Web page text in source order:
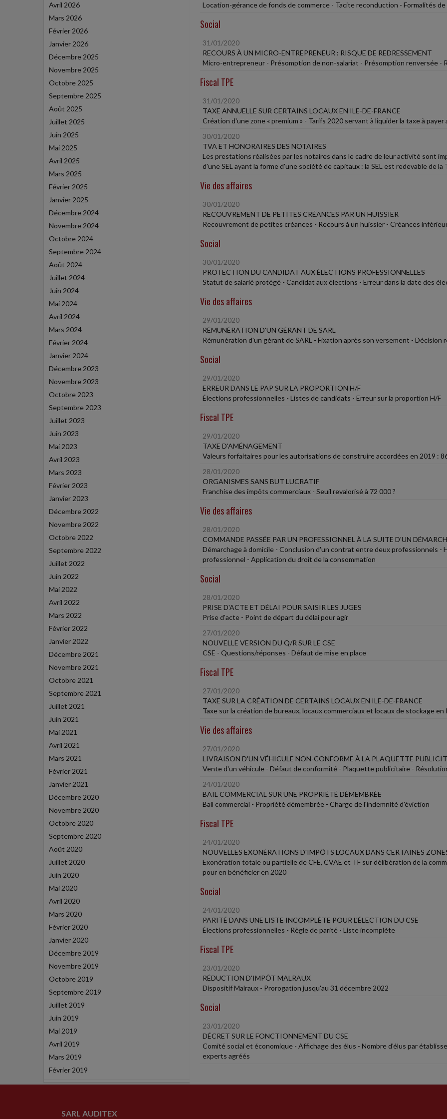
Avril 2026
Mars 2026
Février 2026
Janvier 2026
Décembre 2025
Novembre 2025
Octobre 2025
Septembre 2025
Août 2025
Juillet 2025
Juin 2025
Mai 2025
Avril 2025
Mars 2025
Février 2025
Janvier 2025
Décembre 2024
Novembre 2024
Octobre 2024
Septembre 2024
Août 2024
Juillet 2024
Juin 2024
Mai 2024
Avril 2024
Mars 2024
Février 2024
Janvier 2024
Décembre 2023
Novembre 2023
Octobre 2023
Septembre 2023
Juillet 2023
Juin 2023
Mai 2023
Avril 2023
Mars 2023
Février 2023
Janvier 2023
Décembre 2022
Novembre 2022
Octobre 2022
Septembre 2022
Juillet 2022
Juin 2022
Mai 2022
Avril 2022
Mars 2022
Février 2022
Janvier 2022
Décembre 2021
Novembre 2021
Octobre 2021
Septembre 2021
Juillet 2021
Juin 2021
Mai 2021
Avril 2021
Mars 2021
Février 2021
Janvier 2021
Décembre 2020
Novembre 2020
Octobre 2020
Septembre 2020
Août 2020
Juillet 2020
Juin 2020
Mai 2020
Avril 2020
Mars 2020
Février 2020
Janvier 2020
Décembre 2019
Novembre 2019
Octobre 2019
Septembre 2019
Juillet 2019
Juin 2019
Mai 2019
Avril 2019
Mars 2019
Février 2019
Location-gérance de fonds de commerce - Tacite reconduction - Formalités
Social
31/01/2020
RECOURS À UN MICRO-ENTREPRENEUR : RISQUE DE REDRESSEMENT
Micro-entrepreneur - Présomption de non-salariat - Présomption renversée -
Fiscal TPE
31/01/2020
TAXE ANNUELLE SUR CERTAINS LOCAUX EN ILE-DE-FRANCE
Création d'une zone « premium » - Tarifs 2020 servant à liquider la taxe à payer
30/01/2020
TVA ET HONORAIRES DES NOTAIRES
Les prestations réalisées par les notaires dans le cadre de leur activité sont
d'une SEL ayant la forme d'une société de capitaux : la SEL est redevable de la
Vie des affaires
30/01/2020
RECOUVREMENT DE PETITES CRÉANCES PAR UN HUISSIER
Recouvrement de petites créances - Recours à un huissier - Créances
Social
30/01/2020
PROTECTION DU CANDIDAT AUX ÉLECTIONS PROFESSIONNELLES
Statut de salarié protégé - Candidat aux élections - Erreur dans la date des
Vie des affaires
29/01/2020
RÉMUNÉRATION D'UN GÉRANT DE SARL
Rémunération d'un gérant de SARL - Fixation après son versement - Décision
Social
29/01/2020
ERREUR DANS LE PAP SUR LA PROPORTION H/F
Élections professionnelles - Listes de candidats - Erreur sur la proportion H/F
Fiscal TPE
29/01/2020
TAXE D'AMÉNAGEMENT
Valeurs forfaitaires pour les autorisations de construire accordées en 2019 :
28/01/2020
ORGANISMES SANS BUT LUCRATIF
Franchise des impôts commerciaux - Seuil revalorisé à 72 000 ?
Vie des affaires
28/01/2020
COMMANDE PASSÉE PAR UN PROFESSIONNEL À LA SUITE D'UN
Démarchage à domicile - Conclusion d'un contrat entre deux professionnels -
professionnel - Application du droit de la consommation
Social
28/01/2020
PRISE D'ACTE ET DÉLAI POUR SAISIR LES JUGES
Prise d'acte - Point de départ du délai pour agir
27/01/2020
NOUVELLE VERSION DU Q/R SUR LE CSE
CSE - Questions/réponses - Défaut de mise en place
Fiscal TPE
27/01/2020
TAXE SUR LA CRÉATION DE CERTAINS LOCAUX EN ILE-DE-FRANCE
Taxe sur la création de bureaux, locaux commerciaux et locaux de stockage
Vie des affaires
27/01/2020
LIVRAISON D'UN VÉHICULE NON-CONFORME À LA PLAQUETTE
Vente d'un véhicule - Défaut de conformité - Plaquette publicitaire -
24/01/2020
BAIL COMMERCIAL SUR UNE PROPRIÉTÉ DÉMEMBRÉE
Bail commercial - Propriété démembrée - Charge de l'indemnité d'éviction
Fiscal TPE
24/01/2020
NOUVELLES EXONÉRATIONS D'IMPÔTS LOCAUX DANS CERTAINES
Exonération totale ou partielle de CFE, CVAE et TF sur délibération de la
pour en bénéficier en 2020
Social
24/01/2020
PARITÉ DANS UNE LISTE INCOMPLÈTE POUR L'ÉLECTION DU CSE
Élections professionnelles - Règle de parité - Liste incomplète
Fiscal TPE
23/01/2020
RÉDUCTION D'IMPÔT MALRAUX
Dispositif Malraux - Prorogation jusqu'au 31 décembre 2022
Social
23/01/2020
DÉCRET SUR LE FONCTIONNEMENT DU CSE
Comité social et économique - Affichage des élus - Nombre d'élus par
experts agréés
SARL AUDITEX